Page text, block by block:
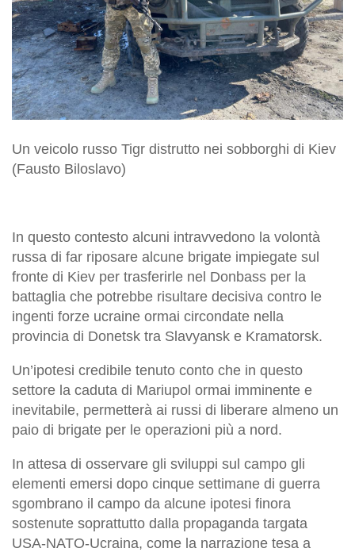
Un veicolo russo Tigr distrutto nei sobborghi di Kiev
(Fausto Biloslavo)
In questo contesto alcuni intravvedono la volontà
russa di far riposare alcune brigate impiegate sul
fronte di Kiev per trasferirle nel Donbass per la
battaglia che potrebbe risultare decisiva contro le
ingenti forze ucraine ormai circondate nella
provincia di Donetsk tra Slavyansk e Kramatorsk.
Un’ipotesi credibile tenuto conto che in questo
settore la caduta di Mariupol ormai imminente e
inevitabile, permetterà ai russi di liberare almeno un
paio di brigate per le operazioni più a nord.
In attesa di osservare gli sviluppi sul campo gli
elementi emersi dopo cinque settimane di guerra
sgombrano il campo da alcune ipotesi finora
sostenute soprattutto dalla propaganda targata
USA-NATO-Ucraina, come la narrazione tesa a